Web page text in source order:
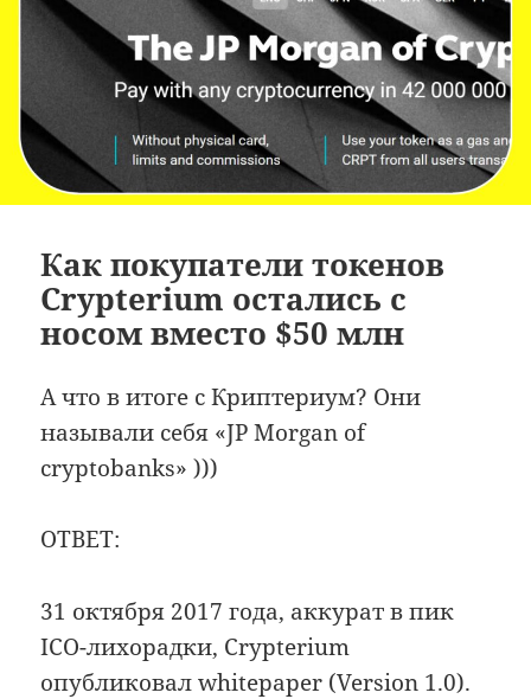
Как покупатели токенов
Crypterium остались с
носом вместо $50 млн
А что в итоге с Криптериум? Они
называли себя «JP Morgan of
cryptobanks» )))
ОТВЕТ:
31 октября 2017 года, аккурат в пик
ICO-лихорадки, Crypterium
опубликовал whitepaper (Version 1.0).